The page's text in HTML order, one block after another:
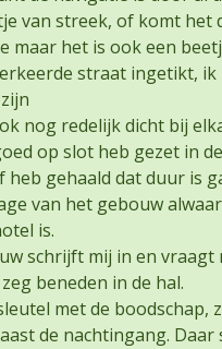
van streek, of komt het
maar het is ook een
straat ingetikt, ik
nog redelijk dicht bij
op slot heb gezet in
heb gehaald dat duur is
van het gebouw
is.
schrijft mij in en vraagt
beneden in de hal.
met de boodschap,
de nachtingang. Daar